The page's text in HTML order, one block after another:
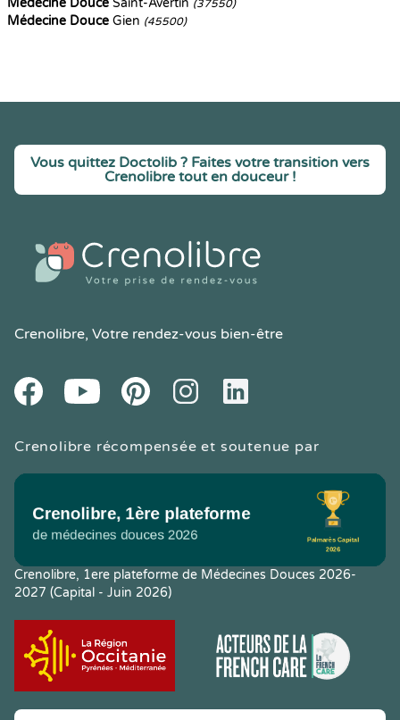
Médecine Douce Saint-Avertin (37550)
Médecine Douce Gien (45500)
Vous quittez Doctolib ? Faites votre transition vers
Crenolibre tout en douceur !
Crenolibre, Votre rendez-vous bien-être
FacebookYoutube PinteresetInstagramLinkedIn
Crenolibre récompensée et soutenue par
Crenolibre, 1ere plateforme de Médecines Douces 2026-
2027 (Capital - Juin 2026)